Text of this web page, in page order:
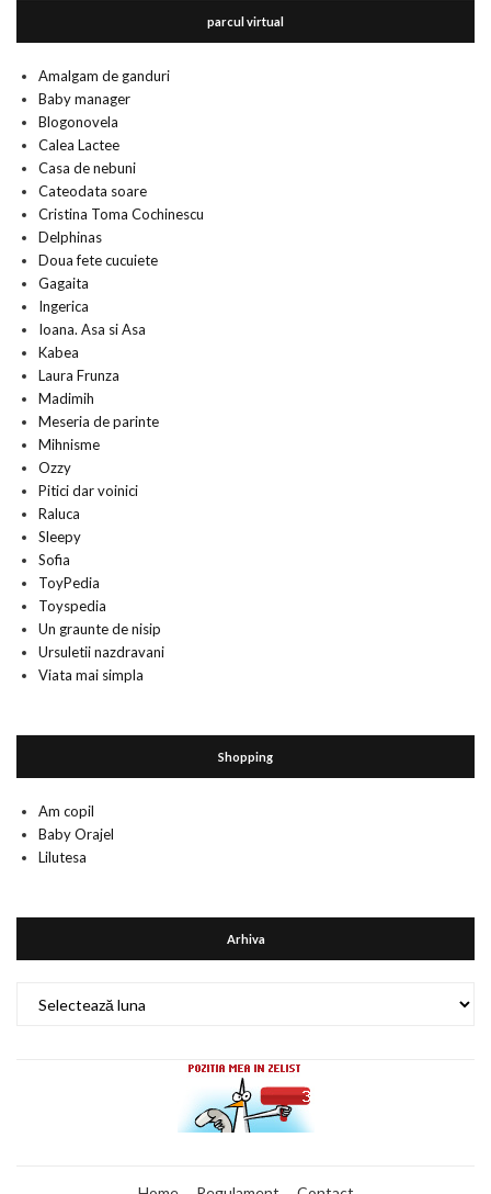
parcul virtual
Amalgam de ganduri
Baby manager
Blogonovela
Calea Lactee
Casa de nebuni
Cateodata soare
Cristina Toma Cochinescu
Delphinas
Doua fete cucuiete
Gagaita
Ingerica
Ioana. Asa si Asa
Kabea
Laura Frunza
Madimih
Meseria de parinte
Mihnisme
Ozzy
Pitici dar voinici
Raluca
Sleepy
Sofia
ToyPedia
Toyspedia
Un graunte de nisip
Ursuletii nazdravani
Viata mai simpla
Shopping
Am copil
Baby Orajel
Lilutesa
Arhiva